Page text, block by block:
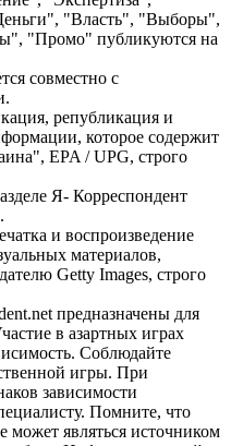
"Власть", "Выборы",
"Промо" публикуются на
совместно с
републикация и
которое содержит
EPA / UPG, строго
Я- Корреспондент
и воспроизведение
материалов,
Getty Images, строго
предназначены для
в азартных играх
Соблюдайте
игры. При
зависимости
Помните, что
может являться источником